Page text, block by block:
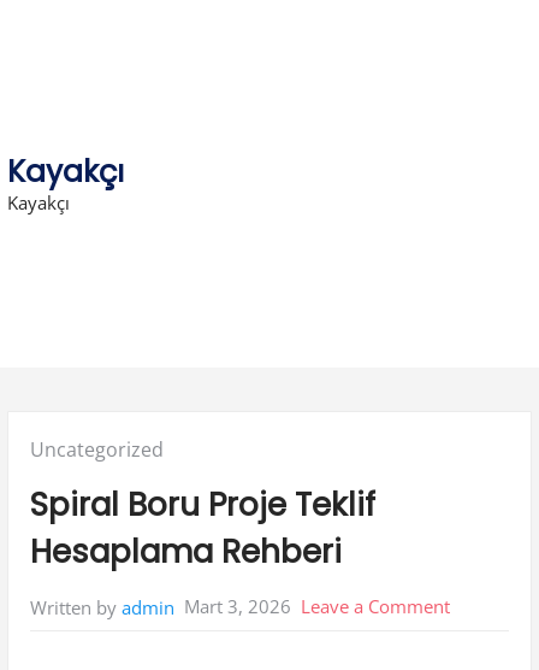
Kayakçı
Kayakçı
Posted
Uncategorized
Spiral Boru Proje Teklif
Hesaplama Rehberi
Written by admin Mart 3, 2026 Leave a Commenton